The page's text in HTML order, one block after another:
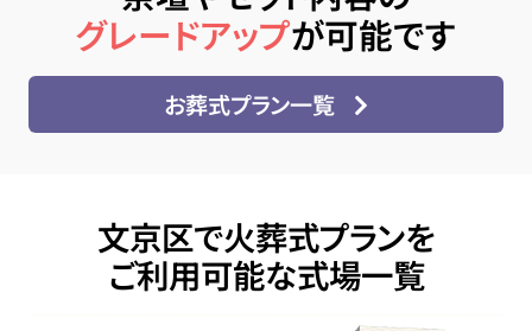
グレードアップが可能です
お葬式プラン一覧
文京区で火葬式プランを
ご利用可能な式場一覧